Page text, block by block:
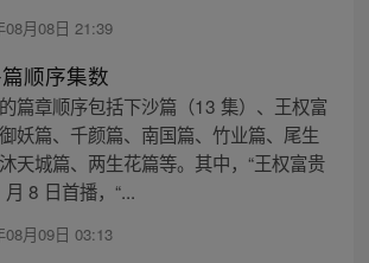
08月08日 21:39
顺序集数
篇章顺序包括下沙篇（13 集）、王权富
妖篇、千颜篇、南国篇、竹业篇、尾生
天城篇、两生花篇等。其中，“王权富贵
8 日首播，“...
08月09日 03:13